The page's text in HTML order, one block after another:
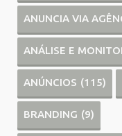
ANUNCIA VIA
ANÁLISE E
ANÚNCIOS (115)
BRANDING (9)